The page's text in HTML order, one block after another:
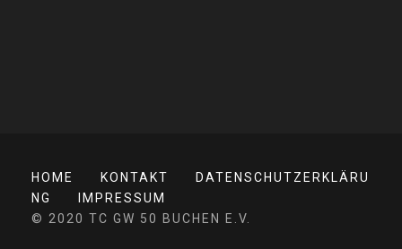
HOME KONTAKT
DATENSCHUTZERKLÄRU
NG
IMPRESSUM
© 2020 TC GW 50 BUCHEN E.V.